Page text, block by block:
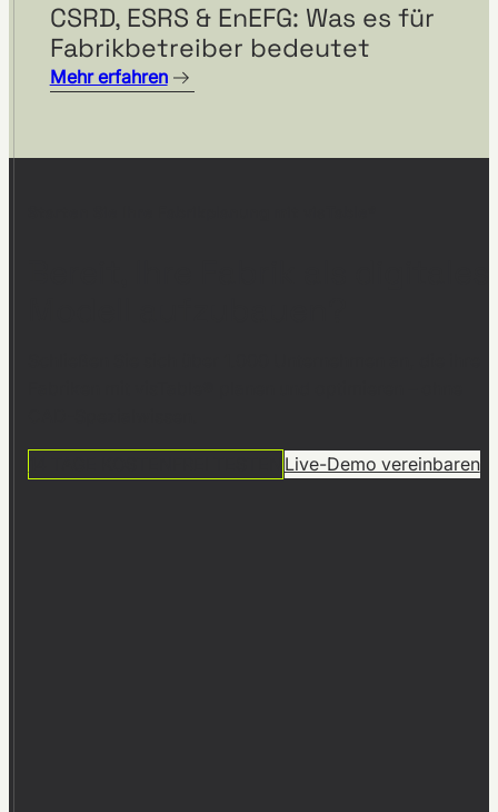
CSRD, ESRS & EnEFG: Was es für
Fabrikbetreiber bedeutet
Mehr erfahren
Live-Demo vereinbaren